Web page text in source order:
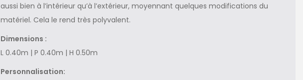
aussi bien à l’intérieur qu’à l’extérieur, moyennant quelques modifications du
matériel. Cela le rend très polyvalent.
Dimensions :
L 0.40m | P 0.40m | H 0.50m
Personnalisation: